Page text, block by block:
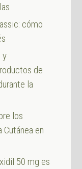
cómo
y
de
la
los
en
50 mg es